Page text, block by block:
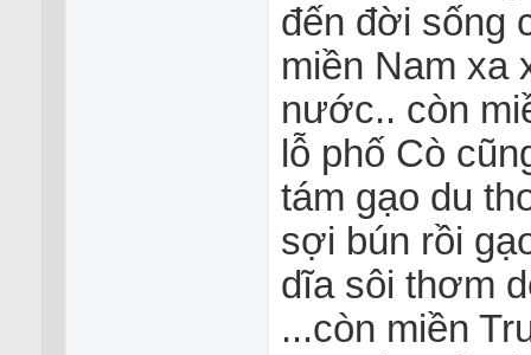
đến đời sống
miền Nam xa
nước.. còn
lỗ phố Cò
tám gạo du
sợi bún rồi
dĩa sôi thơm
...còn miền